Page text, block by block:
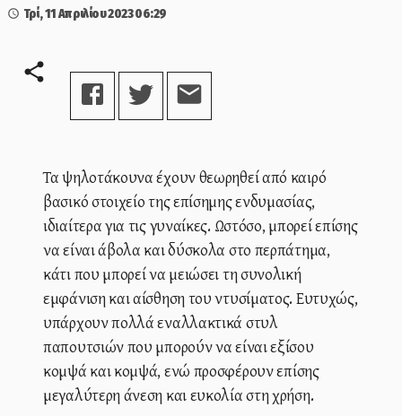
Τρί, 11 Απριλίου 202306:29
Τα ψηλοτάκουνα έχουν θεωρηθεί από καιρό
βασικό στοιχείο της επίσημης ενδυμασίας,
ιδιαίτερα για τις γυναίκες. Ωστόσο, μπορεί επίσης
να είναι άβολα και δύσκολα στο περπάτημα,
κάτι που μπορεί να μειώσει τη συνολική
εμφάνιση και αίσθηση του ντυσίματος. Ευτυχώς,
υπάρχουν πολλά εναλλακτικά στυλ
παπουτσιών που μπορούν να είναι εξίσου
κομψά και κομψά, ενώ προσφέρουν επίσης
μεγαλύτερη άνεση και ευκολία στη χρήση.